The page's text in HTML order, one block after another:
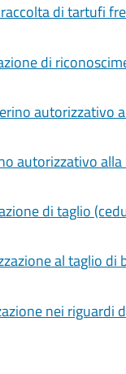
di tartufi
di
autorizzativo
autorizzativo
di taglio
al taglio
nei riguardi